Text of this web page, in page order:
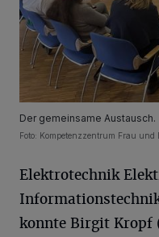
Der gemeinsame Austausch.
Foto: Kompetenzzentrum Frau und
Elektrotechnik
konnte Birgit Kropf